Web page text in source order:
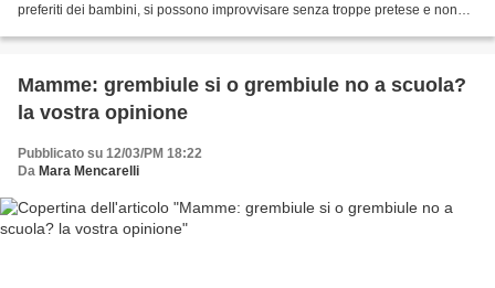
preferiti dei bambini, si possono improvvisare senza troppe pretese e non
Mamme: grembiule si o grembiule no a scuola?
la vostra opinione
Pubblicato su 12/03/PM 18:22
Da Mara Mencarelli